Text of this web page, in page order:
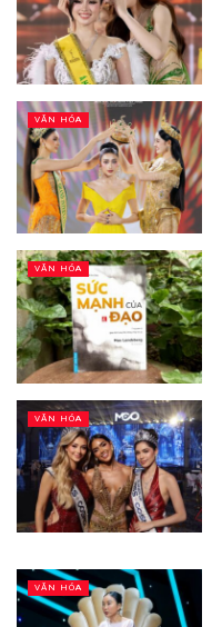
VĂN HÓA
VĂN HÓA
VĂN HÓA
VĂN HÓA